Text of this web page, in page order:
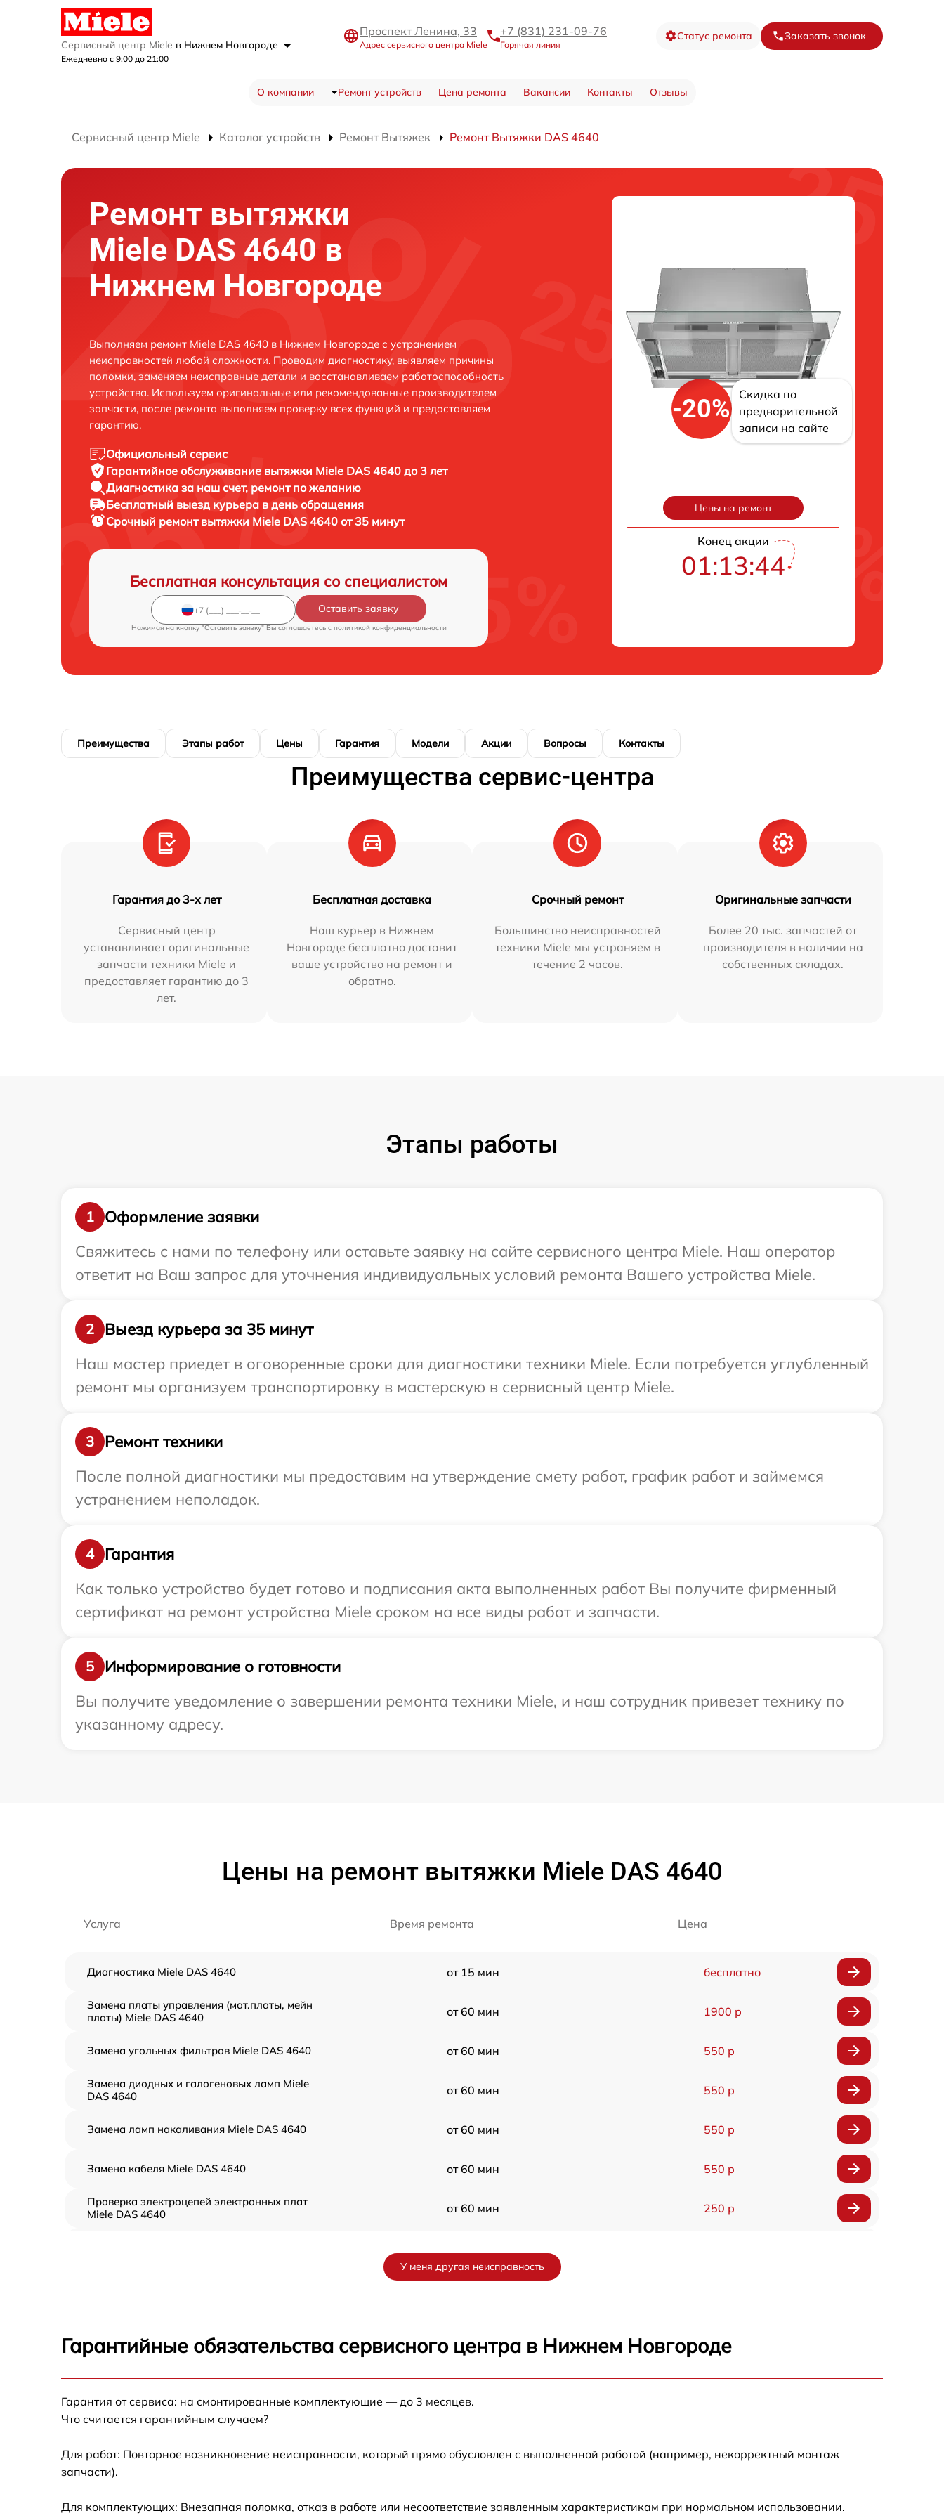
Сервисный центр Miele в Нижнем Новгороде
Ежедневно с 9:00 до 21:00
Проспект Ленина, 33
Адрес сервисного центра Miele
+7 (831) 231-09-76
Горячая линия
Статус ремонта Заказать звонок
О компании Ремонт устройств Цена ремонта Вакансии Контакты Отзывы
Сервисный центр Miele Каталог устройств Ремонт Вытяжек Ремонт Вытяжки DAS 4640
Ремонт вытяжки
Miele DAS 4640 в
Нижнем Новгороде
Выполняем ремонт Miele DAS 4640 в Нижнем Новгороде с устранением
неисправностей любой сложности. Проводим диагностику, выявляем причины
поломки, заменяем неисправные детали и восстанавливаем работоспособность
устройства. Используем оригинальные или рекомендованные производителем
запчасти, после ремонта выполняем проверку всех функций и предоставляем
гарантию.
Официальный сервис
Гарантийное обслуживание вытяжки Miele DAS 4640 до 3 лет
Диагностика за наш счет, ремонт по желанию
Бесплатный выезд курьера в день обращения
Срочный ремонт вытяжки Miele DAS 4640 от 35 минут
Бесплатная консультация со специалистом
Оставить заявку
Нажимая на кнопку "Оставить заявку" Вы соглашаетесь c политикой конфиденциальности
-20%
Скидка по
предварительной
записи на сайте
Цены на ремонт
Конец акции
01:13:43
Преимущества Этапы работ Цены Гарантия Модели Акции Вопросы Контакты
Преимущества сервис-центра
Гарантия до 3-х лет
Сервисный центр
устанавливает оригинальные
запчасти техники Miele и
предоставляет гарантию до 3
лет.
Бесплатная доставка
Наш курьер в Нижнем
Новгороде бесплатно доставит
ваше устройство на ремонт и
обратно.
Срочный ремонт
Большинство неисправностей
техники Miele мы устраняем в
течение 2 часов.
Оригинальные запчасти
Более 20 тыс. запчастей от
производителя в наличии на
собственных складах.
Этапы работы
1
Оформление заявки
Свяжитесь с нами по телефону или оставьте заявку на сайте сервисного центра Miele. Наш оператор
ответит на Ваш запрос для уточнения индивидуальных условий ремонта Вашего устройства Miele.
2
Выезд курьера за 35 минут
Наш мастер приедет в оговоренные сроки для диагностики техники Miele. Если потребуется углубленный
ремонт мы организуем транспортировку в мастерскую в сервисный центр Miele.
3
Ремонт техники
После полной диагностики мы предоставим на утверждение смету работ, график работ и займемся
устранением неполадок.
4
Гарантия
Как только устройство будет готово и подписания акта выполненных работ Вы получите фирменный
сертификат на ремонт устройства Miele сроком на все виды работ и запчасти.
5
Информирование о готовности
Вы получите уведомление о завершении ремонта техники Miele, и наш сотрудник привезет технику по
указанному адресу.
Цены на ремонт вытяжки Miele DAS 4640
Услуга Время ремонта Цена
Диагностика Miele DAS 4640 от 15 мин бесплатно
Замена платы управления (мат.платы, мейн
платы) Miele DAS 4640
от 60 мин 1900 р
Замена угольных фильтров Miele DAS 4640 от 60 мин 550 р
Замена диодных и галогеновых ламп Miele
DAS 4640
от 60 мин 550 р
Замена ламп накаливания Miele DAS 4640 от 60 мин 550 р
Замена кабеля Miele DAS 4640 от 60 мин 550 р
Проверка электроцепей электронных плат
Miele DAS 4640
от 60 мин 250 р
Ремонт двигателя Miele DAS 4640 от 60 мин
креплений, кнопок) Miele DAS 4640
Ремонт платы управления (восстановление)
У меня другая неисправность
Гарантийные обязательства сервисного центра в Нижнем Новгороде
Гарантия от сервиса: на смонтированные комплектующие — до 3 месяцев.
Что считается гарантийным случаем?
Для работ: Повторное возникновение неисправности, который прямо обусловлен с выполненной работой (например, некорректный монтаж
запчасти).
Для комплектующих: Внезапная поломка, отказ в работе или несоответствие заявленным характеристикам при нормальном использовании.